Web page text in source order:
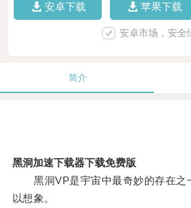
安卓下载 苹果下载
安卓市场，安全
简介
黑洞加速下载器下载免费版
黑洞VP是宇宙中最奇妙的存在之
以想象。